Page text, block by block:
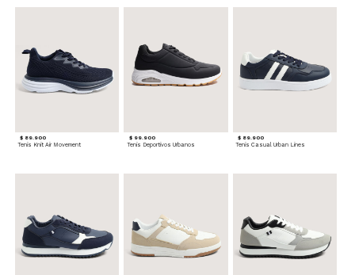
$ 89.900
Tenis Knit Air Movement
$ 99.900
Tenis Deportivos Urbanos
$ 89.900
Tenis Casual Urban Lines